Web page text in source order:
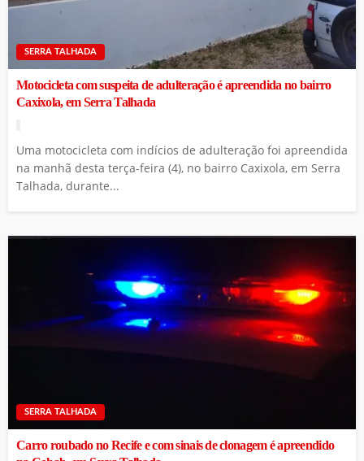
SERRA TALHADA
Motocicleta com suspeita de adulteração é apreendida no bairro
Caxixola, em Serra Talhada
Uma motocicleta com indícios de adulteração foi apreendida
na manhã desta terça-feira (4), no bairro Caxixola, em Serra
Talhada, durante...
SERRA TALHADA
Carro roubado no Recife e com sinais de clonagem é apreendido